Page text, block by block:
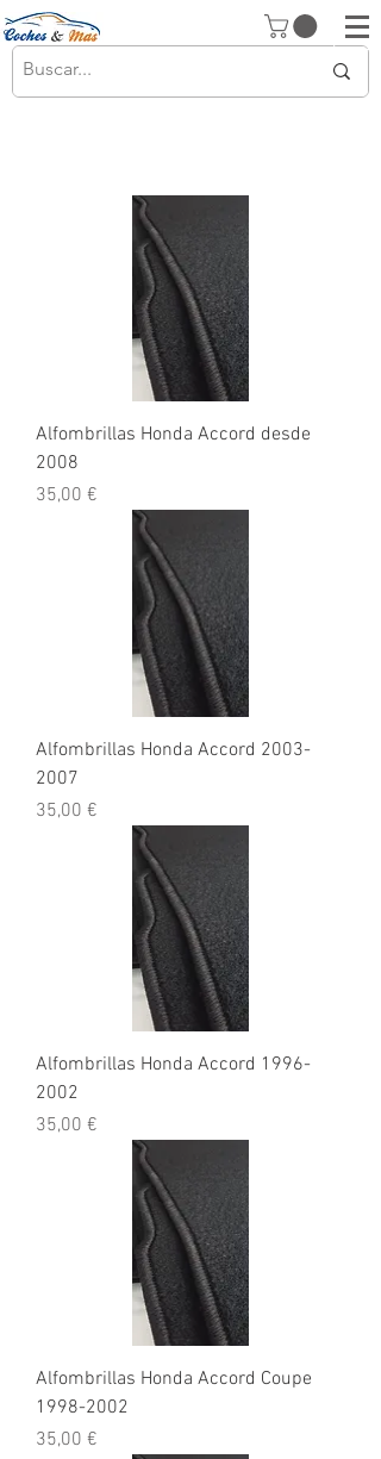
Alfombrillas Honda Accord desde
2008
Precio
35,00 €
Alfombrillas Honda Accord 2003-
2007
Precio
35,00 €
Alfombrillas Honda Accord 1996-
2002
Precio
35,00 €
Alfombrillas Honda Accord Coupe
1998-2002
Precio
35,00 €